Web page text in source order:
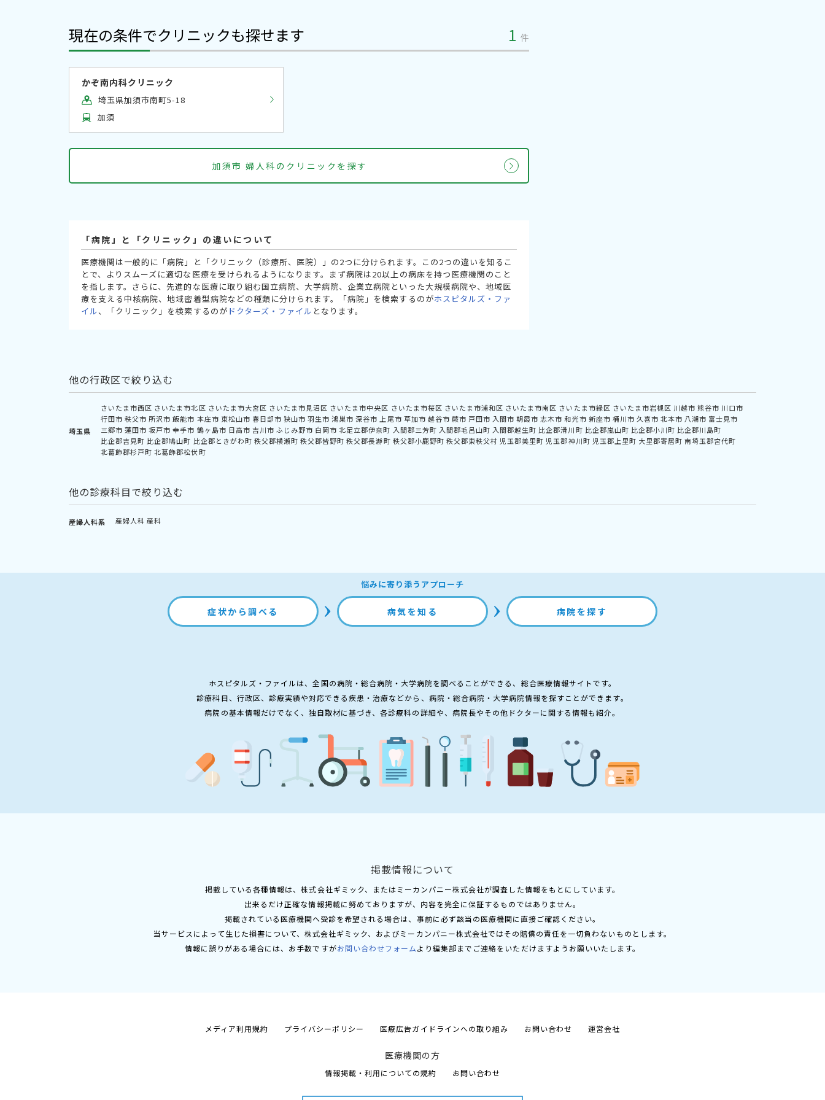
現在の条件でクリニックも探せます 1 件
かぞ南内科クリニック
埼玉県加須市南町5-18
加須
加須市 婦人科のクリニックを探す
「病院」と「クリニック」の違いについて
医療機関は一般的に「病院」と「クリニック（診療所、医院）」の2つに分けられます。この2つの違いを知るこ
とで、よりスムーズに適切な医療を受けられるようになります。まず病院は20以上の病床を持つ医療機関のこと
を指します。さらに、先進的な医療に取り組む国立病院、大学病院、企業立病院といった大規模病院や、地域医
療を支える中核病院、地域密着型病院などの種類に分けられます。「病院」を検索するのがホスピタルズ・ファ
イル、「クリニック」を検索するのが ドクターズ・ファイル となります。
他の行政区で絞り込む
埼玉県
さいたま市西区 さいたま市北区 さいたま市大宮区 さいたま市見沼区 さいたま市中央区 さいたま市桜区 さいたま市浦和区 さいたま市南区 さいたま市緑区 さいたま市岩槻区 川越市 熊谷市 川口市
行田市 秩父市 所沢市 飯能市 本庄市 東松山市 春日部市 狭山市 羽生市 鴻巣市 深谷市 上尾市 草加市 越谷市 蕨市 戸田市 入間市 朝霞市 志木市 和光市 新座市 桶川市 久喜市 北本市 八潮市 富士見市
三郷市 蓮田市 坂戸市 幸手市 鶴ヶ島市 日高市 吉川市 ふじみ野市 白岡市 北足立郡伊奈町 入間郡三芳町 入間郡毛呂山町 入間郡越生町 比企郡滑川町 比企郡嵐山町 比企郡小川町 比企郡川島町
比企郡吉見町 比企郡鳩山町 比企郡ときがわ町 秩父郡横瀬町 秩父郡皆野町 秩父郡長瀞町 秩父郡小鹿野町 秩父郡東秩父村 児玉郡美里町 児玉郡神川町 児玉郡上里町 大里郡寄居町 南埼玉郡宮代町
北葛飾郡杉戸町 北葛飾郡松伏町
他の診療科目で絞り込む
産婦人科系 産婦人科 産科
悩みに寄り添うアプローチ
症状から調べる 病気を知る 病院を探す
ホスピタルズ・ファイルは、全国の病院・総合病院・大学病院を調べることができる、総合医療情報サイトです。
診療科目、行政区、診療実績や対応できる疾患・治療などから、病院・総合病院・大学病院情報を探すことができます。
病院の基本情報だけでなく、独自取材に基づき、各診療科の詳細や、病院長やその他ドクターに関する情報も紹介。
掲載情報について
掲載している各種情報は、株式会社ギミック、またはミーカンパニー株式会社が調査した情報をもとにしています。
出来るだけ正確な情報掲載に努めておりますが、内容を完全に保証するものではありません。
掲載されている医療機関へ受診を希望される場合は、事前に必ず該当の医療機関に直接ご確認ください。
当サービスによって生じた損害について、株式会社ギミック、およびミーカンパニー株式会社ではその賠償の責任を一切負わないものとします。
情報に誤りがある場合には、お手数ですがお問い合わせフォームより編集部までご連絡をいただけますようお願いいたします。
メディア利用規約 プライバシーポリシー 医療広告ガイドラインへの取り組み お問い合わせ 運営会社
医療機関の方
情報掲載・利用についての規約 お問い合わせ